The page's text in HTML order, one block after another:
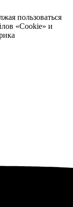
пользоваться
«Cookie» и